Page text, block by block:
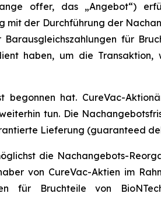
offer, das „Angebot“)
mit der Durchführung der
für
haben, um die
hat. CureVac-
tun. Die
Lieferung (guaranteed
die Nachangebots-
von CureVac-Aktien im
für Bruchteile von